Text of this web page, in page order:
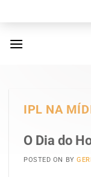
content
IPL NA
O Dia do
POSTED ON BY